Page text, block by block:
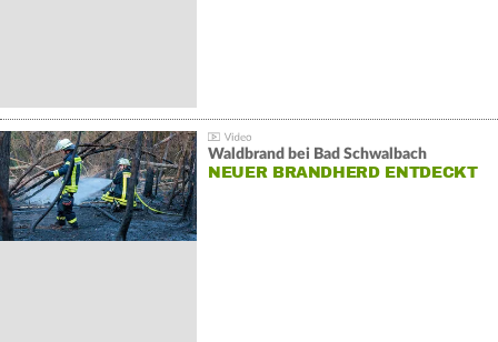
Waldbrand bei Bad Schwalbach
NEUER BRANDHERD ENTDECKT